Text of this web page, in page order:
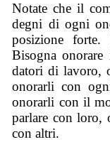
Notate che il
degni di ogni
posizione
Bisogna
datori di lavoro,
onorarli con
onorarli con il
parlare con loro,
con altri.